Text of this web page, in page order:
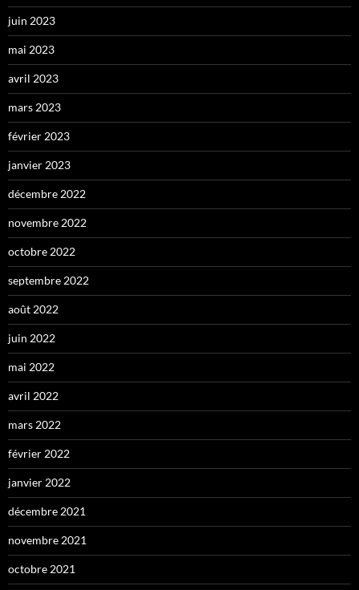
juin 2023
mai 2023
avril 2023
mars 2023
février 2023
janvier 2023
décembre 2022
novembre 2022
octobre 2022
septembre 2022
août 2022
juin 2022
mai 2022
avril 2022
mars 2022
février 2022
janvier 2022
décembre 2021
novembre 2021
octobre 2021